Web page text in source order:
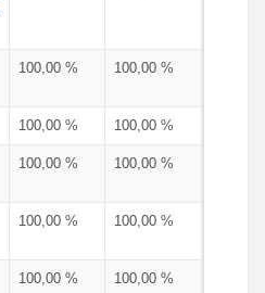
100,00 % 100,00 %
100,00 % 100,00 %
100,00 % 100,00 %
100,00 % 100,00 %
100,00 % 100,00 %